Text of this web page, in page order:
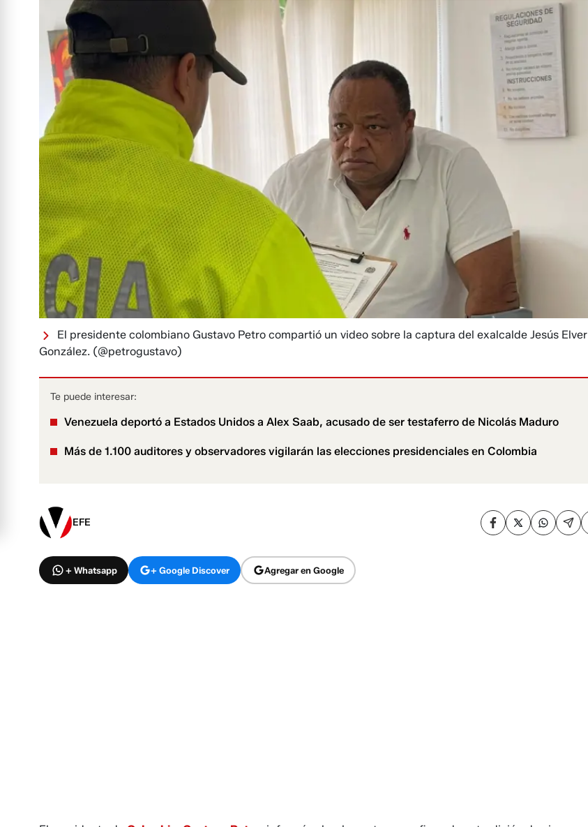
El presidente colombiano Gustavo Petro compartió un video sobre la captura del exalcalde Jesús Elver
González. (@petrogustavo)
Te puede interesar:
Venezuela deportó a Estados Unidos a Alex Saab, acusado de ser testaferro de Nicolás Maduro
Más de 1.100 auditores y observadores vigilarán las elecciones presidenciales en Colombia
EFE
+ Whatsapp + Google Discover Agregar en Google